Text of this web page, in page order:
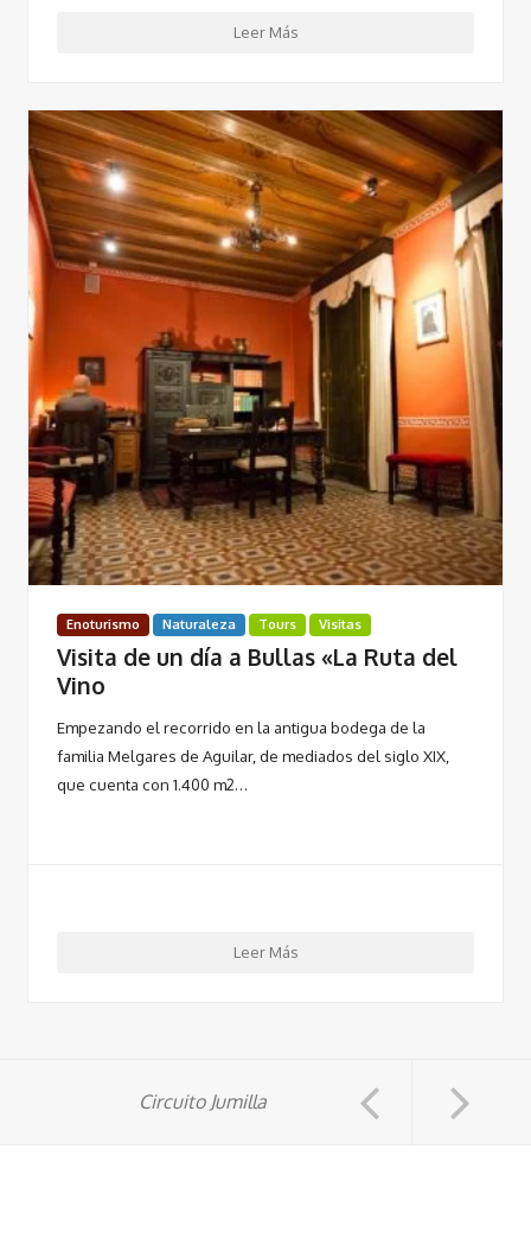
Leer Más
Enoturismo Naturaleza Tours Visitas
Visita de un dí­a a Bullas «La Ruta del
Vino
Empezando el recorrido en la antigua bodega de la
familia Melgares de Aguilar, de mediados del siglo XIX,
que cuenta con 1.400 m2…
Leer Más
Circuito Jumilla